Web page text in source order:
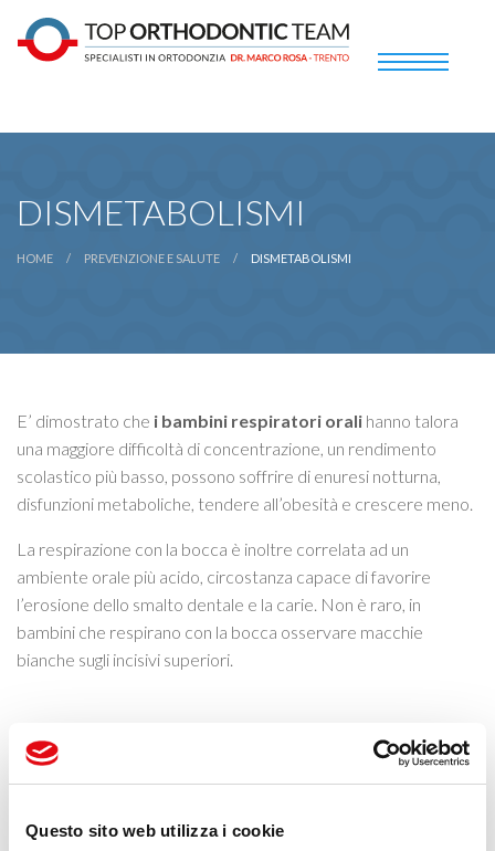
Questo sito web utilizza i cookie
DISMETABOLISMI
HOME PREVENZIONE E SALUTE DISMETABOLISMI
E’ dimostrato che i bambini respiratori orali hanno talora
una maggiore difficoltà di concentrazione, un rendimento
scolastico più basso, possono soffrire di enuresi notturna,
disfunzioni metaboliche, tendere all’obesità e crescere meno.
La respirazione con la bocca è inoltre correlata ad un
ambiente orale più acido, circostanza capace di favorire
l’erosione dello smalto dentale e la carie. Non è raro, in
bambini che respirano con la bocca osservare macchie
bianche sugli incisivi superiori.
Facebook
Twitter
LinkedIn
WhatsApp
Condividi